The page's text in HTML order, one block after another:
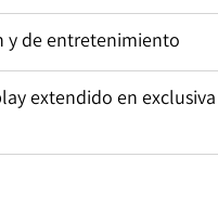
y de entretenimiento
extendido en exclusiva